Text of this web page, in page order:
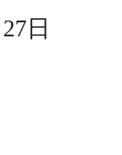
27日